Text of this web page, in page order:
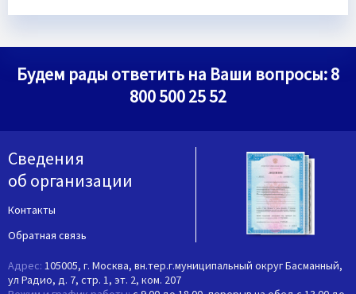
Будем рады ответить на Ваши вопросы:8
800 500 25 52
Адрес: 105005, г. Москва, вн.тер.г.муниципальный округ Басманный,
ул Радио, д. 7, стр. 1, эт. 2, ком. 207
Сведения
об организации
Контакты
Обратная связь